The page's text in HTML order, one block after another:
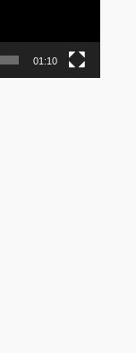
01:10